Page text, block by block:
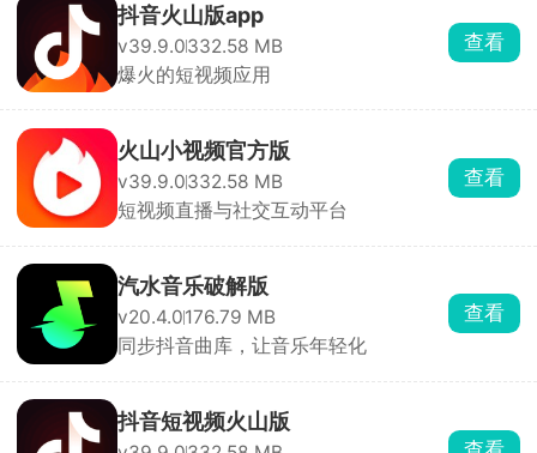
抖音火山版app
v39.9.0332.58 MB
爆火的短视频应用
查看
火山小视频官方版
v39.9.0332.58 MB
短视频直播与社交互动平台
查看
汽水音乐破解版
v20.4.0176.79 MB
同步抖音曲库，让音乐年轻化
查看
抖音短视频火山版